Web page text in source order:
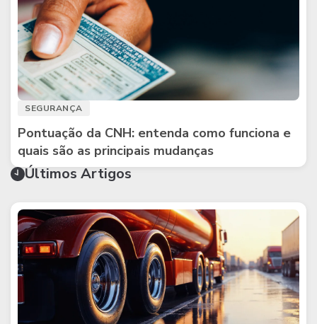
SEGURANÇA
Pontuação da CNH: entenda como funciona e
quais são as principais mudanças
Últimos Artigos